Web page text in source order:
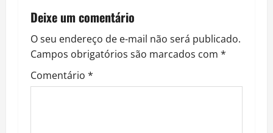
a
v
i
g
Deixe um comentário
O seu endereço de e-mail não será publicado.
Campos obrigatórios são marcados com *
Comentário *